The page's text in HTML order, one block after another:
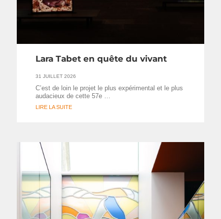
Lara Tabet en quête du vivant
31 JUILLET 2026
C’est de loin le projet le plus expérimental et le plus
audacieux de cette 57e …
LIRE LA SUITE